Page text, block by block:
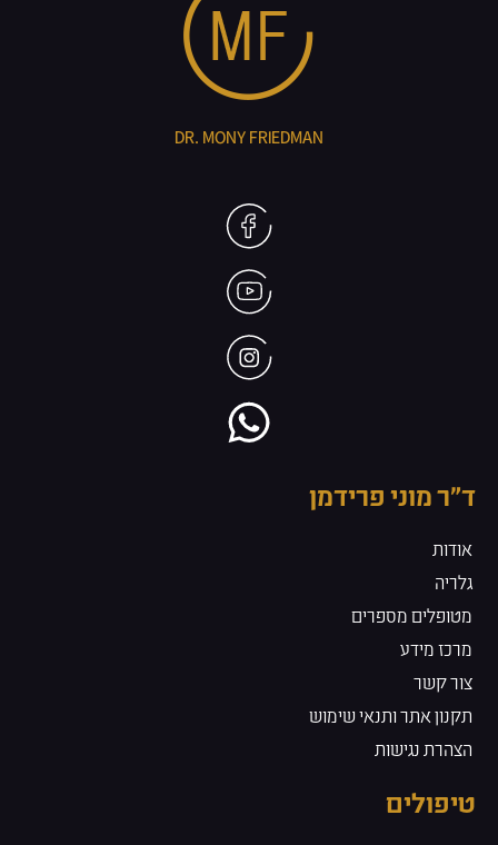
DR. MONY FRIEDMAN
ד״ר מוני פרידמן
אודות
גלריה
מטופלים מספרים
מרכז מידע
צור קשר
תקנון אתר ותנאי שימוש
הצהרת נגישות
טיפולים